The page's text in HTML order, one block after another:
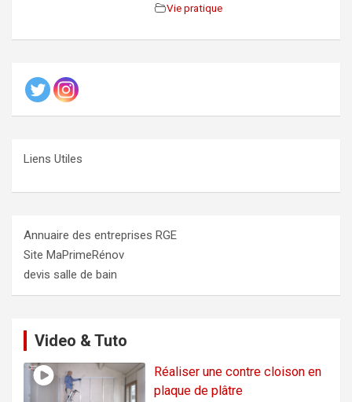
Vie pratique
Liens Utiles
Annuaire des entreprises RGE
Site MaPrimeRénov
devis salle de bain
Video & Tuto
Réaliser une contre cloison en
plaque de plâtre